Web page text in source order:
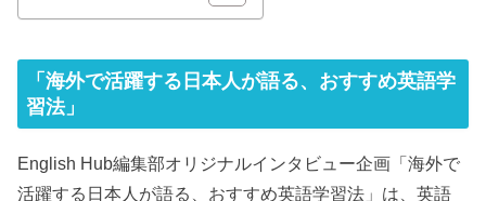
「海外で活躍する日本人が語る、おすすめ英語学
習法」
English Hub編集部オリジナルインタビュー企画「海外で
活躍する日本人が語る、おすすめ英語学習法」は、英語